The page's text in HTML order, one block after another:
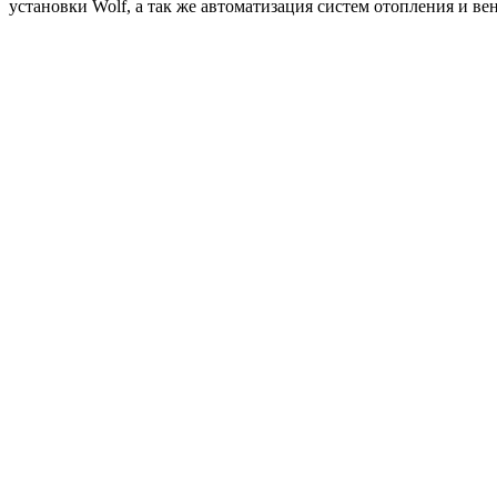
установки Wolf, а так же автоматизация систем отопления и